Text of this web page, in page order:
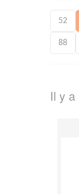
52
88
Il y a